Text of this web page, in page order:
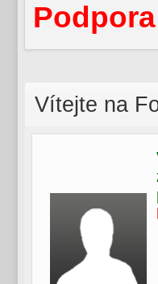
Vítejte na